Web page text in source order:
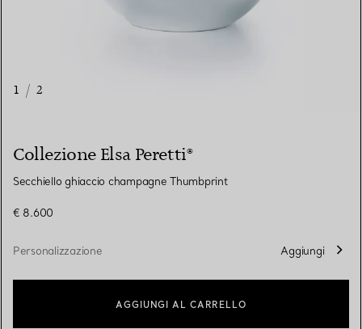
1 / 2
Collezione Elsa Peretti®
Secchiello ghiaccio champagne Thumbprint
€ 8.600
Personalizzazione Aggiungi
AGGIUNGI AL CARRELLO